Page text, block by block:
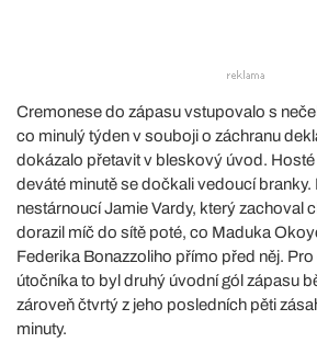
Cremonese do zápasu vstupovalo s
co minulý týden v souboji o záchranu
dokázalo přetavit v bleskový úvod. Hosté
deváté minutě se dočkali vedoucí branky.
nestárnoucí Jamie Vardy, který zachoval
dorazil míč do sítě poté, co Maduka
Federika Bonazzoliho přímo před něj.
útočníka to byl druhý úvodní gól zápasu
zároveň čtvrtý z jeho posledních pěti
minuty.